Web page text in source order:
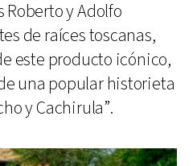
Roberto y Adolfo
de raíces toscanas,
este producto icónico,
una popular historieta
y Cachirula”.